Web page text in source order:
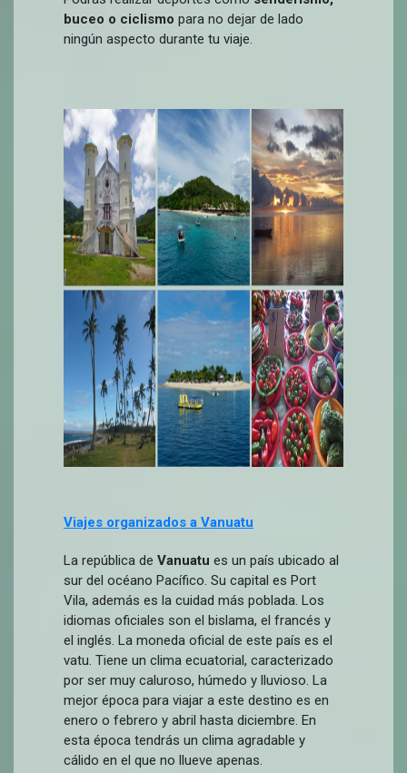
buceo o ciclismo para no dejar de lado
ningún aspecto durante tu viaje.
Viajes organizados a Vanuatu
La república de Vanuatu es un país ubicado al
sur del océano Pacífico. Su capital es Port
Vila, además es la cuidad más poblada. Los
idiomas oficiales son el bislama, el francés y
el inglés. La moneda oficial de este país es el
vatu. Tiene un clima ecuatorial, caracterizado
por ser muy caluroso, húmedo y lluvioso. La
mejor época para viajar a este destino es en
enero o febrero y abril hasta diciembre. En
esta época tendrás un clima agradable y
cálido en el que no llueve apenas.